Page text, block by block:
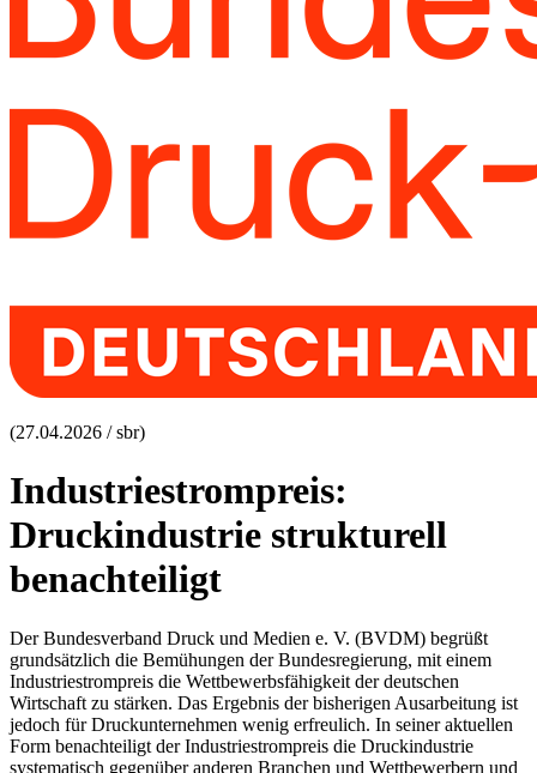
(27.04.2026 / sbr)
Industriestrompreis:
Druckindustrie strukturell
benachteiligt
Der Bundesverband Druck und Medien e. V. (BVDM) begrüßt
grundsätzlich die Bemühungen der Bundesregierung, mit einem
Industriestrompreis die Wettbewerbsfähigkeit der deutschen
Wirtschaft zu stärken. Das Ergebnis der bisherigen Ausarbeitung ist
jedoch für Druckunternehmen wenig erfreulich. In seiner aktuellen
Form benachteiligt der Industriestrompreis die Druckindustrie
systematisch gegenüber anderen Branchen und Wettbewerbern und